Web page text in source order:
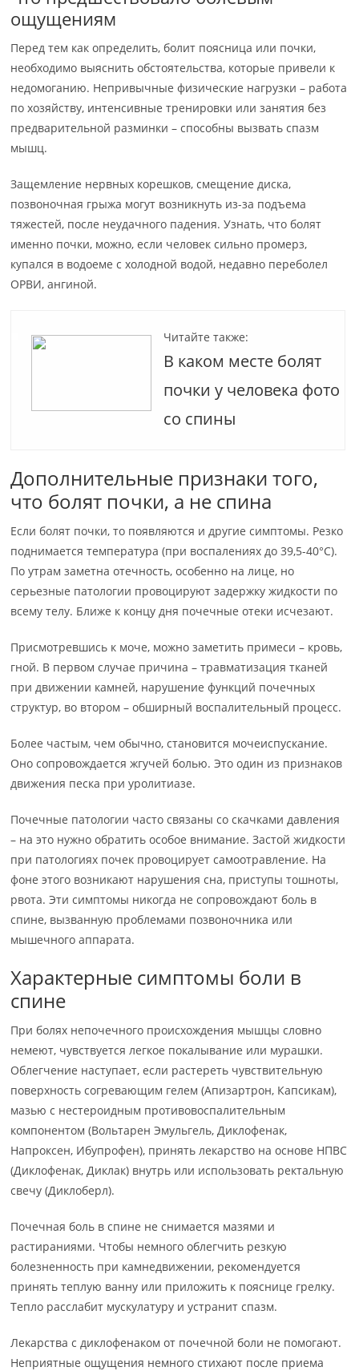
ощущениям
Перед тем как определить, болит поясница или почки,
необходимо выяснить обстоятельства, которые привели к
недомоганию. Непривычные физические нагрузки – работа
по хозяйству, интенсивные тренировки или занятия без
предварительной разминки – способны вызвать спазм
мышц.
Защемление нервных корешков, смещение диска,
позвоночная грыжа могут возникнуть из-за подъема
тяжестей, после неудачного падения. Узнать, что болят
именно почки, можно, если человек сильно промерз,
купался в водоеме с холодной водой, недавно переболел
ОРВИ, ангиной.
Читайте также:
В каком месте болят
почки у человека фото
со спины
Дополнительные признаки того,
что болят почки, а не спина
Если болят почки, то появляются и другие симптомы. Резко
поднимается температура (при воспалениях до 39,5-40°C).
По утрам заметна отечность, особенно на лице, но
серьезные патологии провоцируют задержку жидкости по
всему телу. Ближе к концу дня почечные отеки исчезают.
Присмотревшись к моче, можно заметить примеси – кровь,
гной. В первом случае причина – травматизация тканей
при движении камней, нарушение функций почечных
структур, во втором – обширный воспалительный процесс.
Более частым, чем обычно, становится мочеиспускание.
Оно сопровождается жгучей болью. Это один из признаков
движения песка при уролитиазе.
Почечные патологии часто связаны со скачками давления
– на это нужно обратить особое внимание. Застой жидкости
при патологиях почек провоцирует самоотравление. На
фоне этого возникают нарушения сна, приступы тошноты,
рвота. Эти симптомы никогда не сопровождают боль в
спине, вызванную проблемами позвоночника или
мышечного аппарата.
Характерные симптомы боли в
спине
При болях непочечного происхождения мышцы словно
немеют, чувствуется легкое покалывание или мурашки.
Облегчение наступает, если растереть чувствительную
поверхность согревающим гелем (Апизартрон, Капсикам),
мазью с нестероидным противовоспалительным
компонентом (Вольтарен Эмульгель, Диклофенак,
Напроксен, Ибупрофен), принять лекарство на основе НПВС
(Диклофенак, Диклак) внутрь или использовать ректальную
свечу (Диклоберл).
Почечная боль в спине не снимается мазями и
растираниями. Чтобы немного облегчить резкую
болезненность при камнедвижении, рекомендуется
принять теплую ванну или приложить к пояснице грелку.
Тепло расслабит мускулатуру и устранит спазм.
Лекарства с диклофенаком от почечной боли не помогают.
Неприятные ощущения немного стихают после приема